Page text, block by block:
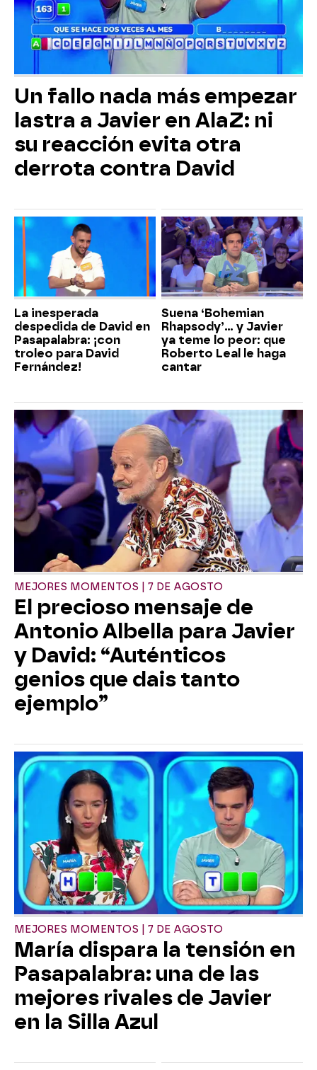
Un fallo nada más empezar
lastra a Javier en AlaZ: ni
su reacción evita otra
derrota contra David
La inesperada
despedida de David en
Pasapalabra: ¡con
troleo para David
Fernández!
Suena ‘Bohemian
Rhapsody’... y Javier
ya teme lo peor: que
Roberto Leal le haga
cantar
MEJORES MOMENTOS | 7 DE AGOSTO
El precioso mensaje de
Antonio Albella para Javier
y David: “Auténticos
genios que dais tanto
ejemplo”
MEJORES MOMENTOS | 7 DE AGOSTO
María dispara la tensión en
Pasapalabra: una de las
mejores rivales de Javier
en la Silla Azul